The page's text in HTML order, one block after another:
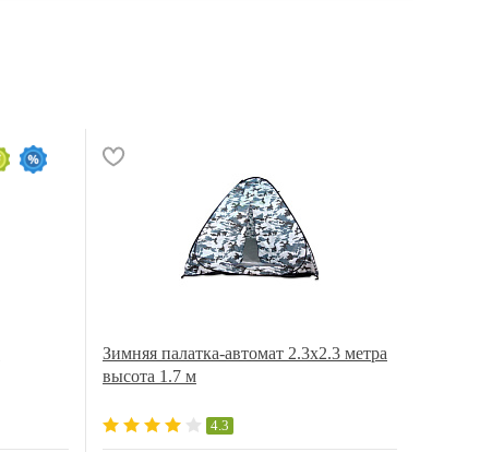
Зимняя палатка-автомат 2.3х2.3 метра
высота 1.7 м
4.3